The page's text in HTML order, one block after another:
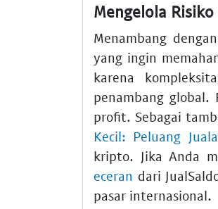
Mengelola
Menambang
yang ingin
karena
penambang global.
profit. Sebagai
Kecil: Peluang
kripto. Jika Anda
eceran dari
pasar internasional.